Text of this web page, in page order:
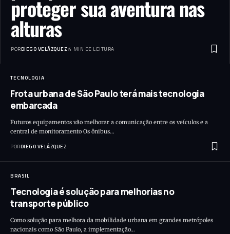
proteger sua aventura nas
alturas
PORDIEGO VELÁZQUEZ 4 MIN DE LEITURA
TECNOLOGIA
Frota urbana de São Paulo terá mais tecnologia
embarcada
Futuros equipamentos vão melhorar a comunicação entre os veículos e a
central de monitoramento Os ônibus…
PORDIEGO VELÁZQUEZ
BRASIL
Tecnologia é solução para melhorias no
transporte público
Como solução para melhora da mobilidade urbana em grandes metrópoles
nacionais como São Paulo, a implementação…